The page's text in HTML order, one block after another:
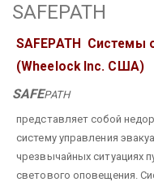
SAFEPATH
SAFEPATH
(Wheelock Inc. США)
SAFEPATH
представляет собой
систему управления
чрезвычайных ситуациях
светового оповещения.